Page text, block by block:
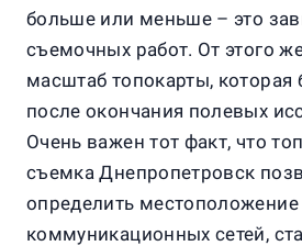
больше или меньше – это
съемочных работ. От этого
масштаб топокарты, которая
после окончания полевых
Очень важен тот факт, что
съемка Днепропетровск
определить местоположение
коммуникационных сетей,